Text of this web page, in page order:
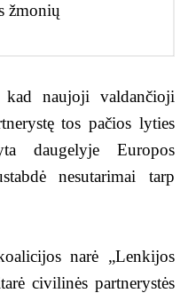
žmonių
naujoji valdančioji
tos pačios lyties
daugelyje Europos
nesutarimai tarp
narė „Lenkijos
civilinės partnerystės